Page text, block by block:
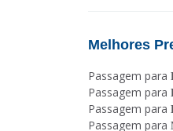
Melhores
Passagem para
Passagem para
Passagem para
Passagem para